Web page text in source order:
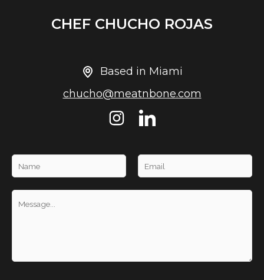
CHEF CHUCHO ROJAS
Based in Miami
chucho@meatnbone.com